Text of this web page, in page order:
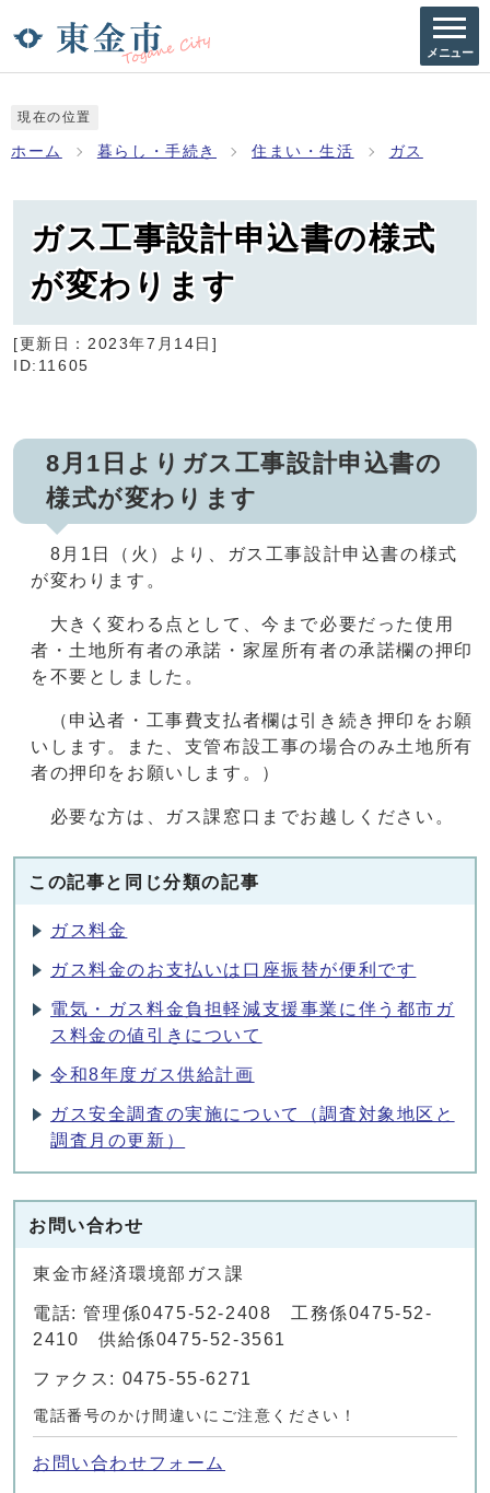
メニュー
現在の位置
ホーム 暮らし・手続き 住まい・生活 ガス
ガス工事設計申込書の様式
が変わります
[更新日： 2023年7月14日 ]
ID:11605
8月1日よりガス工事設計申込書の
様式が変わります
8月1日（火）より、ガス工事設計申込書の様式
が変わります。
大きく変わる点として、今まで必要だった使用
者・土地所有者の承諾・家屋所有者の承諾欄の押印
を不要としました。
（申込者・工事費支払者欄は引き続き押印をお願
いします。また、支管布設工事の場合のみ土地所有
者の押印をお願いします。）
必要な方は、ガス課窓口までお越しください。
この記事と同じ分類の記事
ガス料金
ガス料金のお支払いは口座振替が便利です
電気・ガス料金負担軽減支援事業に伴う都市ガ
ス料金の値引きについて
令和8年度ガス供給計画
ガス安全調査の実施について（調査対象地区と
調査月の更新）
お問い合わせ
東金市経済環境部ガス課
電話: 管理係0475-52-2408 工務係0475-52-
2410 供給係0475-52-3561
ファクス: 0475-55-6271
電話番号のかけ間違いにご注意ください！
お問い合わせフォーム